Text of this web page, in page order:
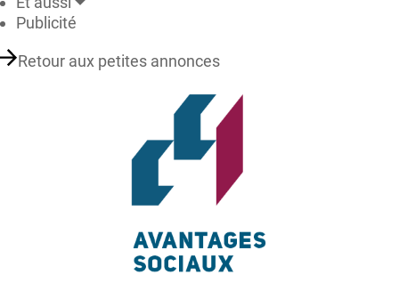
Publicité
Retour aux petites annonces